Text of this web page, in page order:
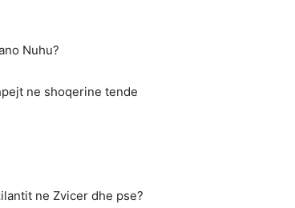
Nuhu?
ne shoqerine tende
ne Zvicer dhe pse?